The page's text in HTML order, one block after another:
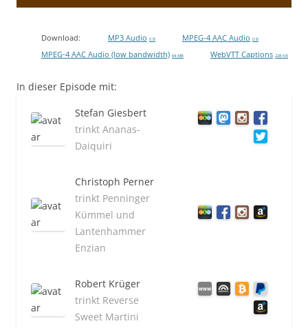
Download: MP3 Audio 0 B MPEG-4 AAC Audio 0 B
MPEG-4 AAC Audio (low bandwidth) 64 MB WebVTT Captions 228 KB
In dieser Episode mit:
Stefan Giesbert
trinkt Ananas-
Daiquiri
Christoph Perner
trinkt Penninger
Kümmel und
Lantenhammer
Enzian
Robert Krüger
trinkt Reverse
Sweet Martini